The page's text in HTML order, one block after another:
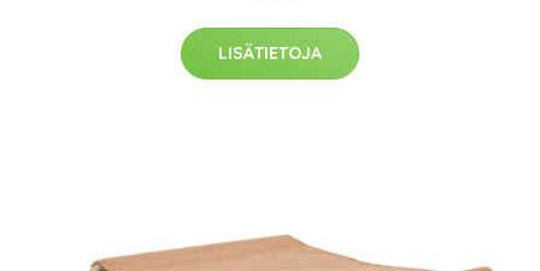
LISÄTIETOJA